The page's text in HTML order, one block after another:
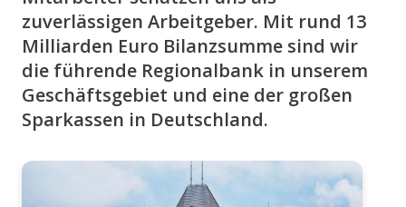
zuverlässigen Arbeitgeber. Mit rund 13
Milliarden Euro Bilanzsumme sind wir
die führende Regionalbank in unserem
Geschäftsgebiet und eine der großen
Sparkassen in Deutschland.